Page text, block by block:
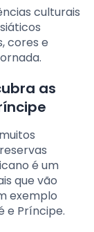
culturais
cores e
as
é um
que vão
exemplo
e Príncipe.